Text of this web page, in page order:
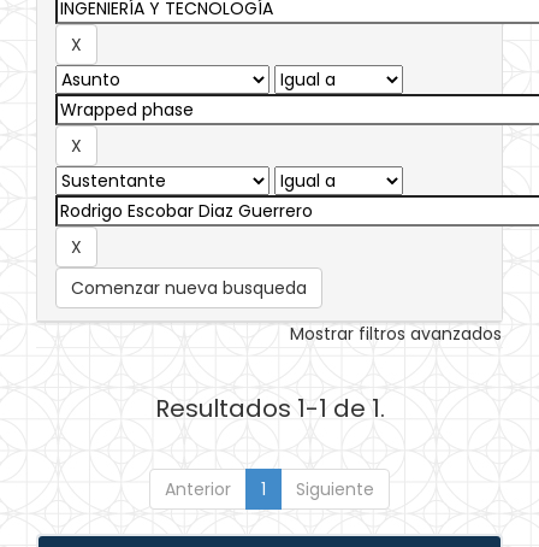
Comenzar nueva busqueda
Mostrar filtros avanzados
Resultados 1-1 de 1.
Anterior 1 Siguiente